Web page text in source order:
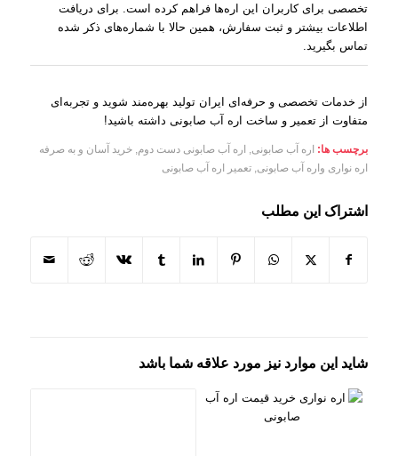
تخصصی برای کاربران این اره‌ها فراهم کرده است. برای دریافت
اطلاعات بیشتر و ثبت سفارش، همین حالا با شماره‌های ذکر شده
تماس بگیرید.
از خدمات تخصصی و حرفه‌ای ایران تولید بهره‌مند شوید و تجربه‌ای
متفاوت از تعمیر و ساخت اره آب صابونی داشته باشید!
برچسب ها: اره آب صابونی اره آب صابونی دست دوم خرید آسان و به‌ صرفه
اره نواری واره آب صابونی تعمیر اره آب صابونی
اشتراک این مطلب
شاید این موارد نیز مورد علاقه شما باشد